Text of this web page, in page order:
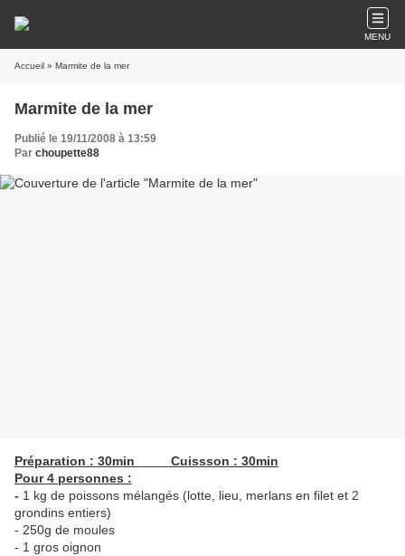
MENU
Accueil » Marmite de la mer
Marmite de la mer
Publié le 19/11/2008 à 13:59
Par choupette88
Préparation : 30min Cuissson : 30min
Pour 4 personnes :
- 1 kg de poissons mélangés (lotte, lieu, merlans en filet et 2
grondins entiers)
- 250g de moules
- 1 gros oignon